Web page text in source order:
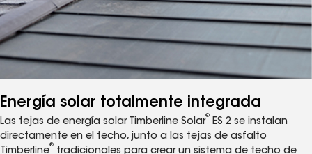
Energía solar totalmente integrada
Las tejas de energía solar Timberline Solar
®
ES 2 se instalan
directamente en el techo, junto a las tejas de asfalto
Timberline
®
tradicionales para crear un sistema de techo de